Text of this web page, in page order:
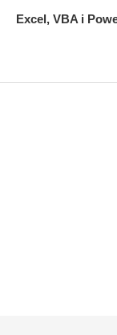
Excel, VBA i